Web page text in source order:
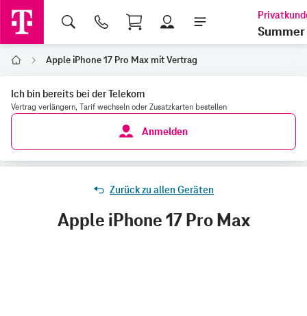
Shopping Cart
Summer
Home Apple iPhone 17 Pro Max mit Vertrag
Ich bin bereits bei der Telekom
Vertrag verlängern, Tarif wechseln oder Zusatzkarten bestellen
Anmelden
Zurück zu allen Geräten
Apple iPhone 17 Pro Max